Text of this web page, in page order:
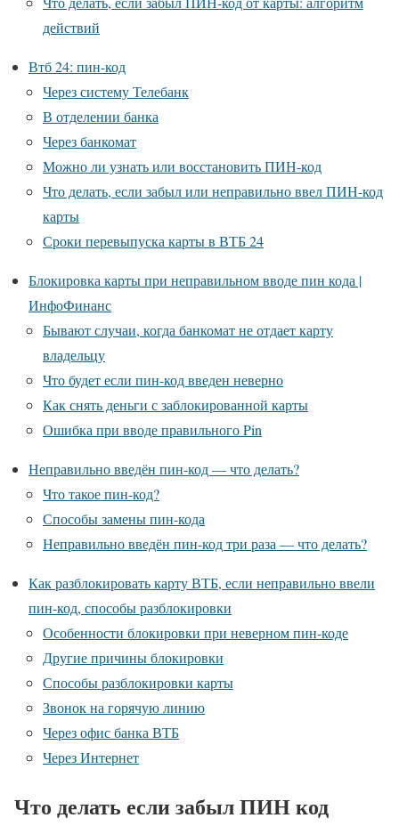
действий
Втб 24: пин-код
Через систему Телебанк
В отделении банка
Через банкомат
Можно ли узнать или восстановить ПИН-код
Что делать, если забыл или неправильно ввел ПИН-код
карты
Сроки перевыпуска карты в ВТБ 24
Блокировка карты при неправильном вводе пин кода |
ИнфоФинанс
Бывают случаи, когда банкомат не отдает карту
владельцу
Что будет если пин-код введен неверно
Как снять деньги с заблокированной карты
Ошибка при вводе правильного Pin
Неправильно введён пин-код — что делать?
Что такое пин-код?
Способы замены пин-кода
Неправильно введён пин-код три раза — что делать?
Как разблокировать карту ВТБ, если неправильно ввели
пин-код, способы разблокировки
Особенности блокировки при неверном пин-коде
Другие причины блокировки
Способы разблокировки карты
Звонок на горячую линию
Через офис банка ВТБ
Через Интернет
Что делать если забыл ПИН код